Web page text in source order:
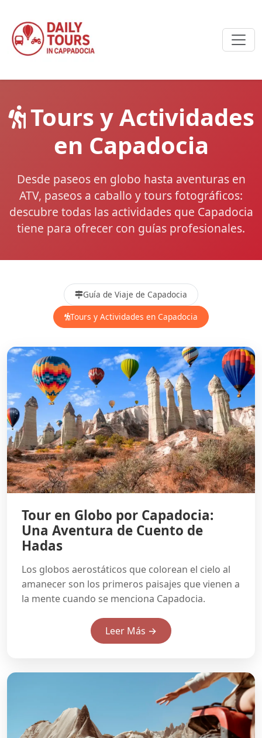
Tours y Actividades
en Capadocia
Desde paseos en globo hasta aventuras en
ATV, paseos a caballo y tours fotográficos:
descubre todas las actividades que Capadocia
tiene para ofrecer con guías profesionales.
Guía de Viaje de Capadocia
Tours y Actividades en Capadocia
Tour en Globo por Capadocia:
Una Aventura de Cuento de
Hadas
Los globos aerostáticos que colorean el cielo al
amanecer son los primeros paisajes que vienen a
la mente cuando se menciona Capadocia.
Leer Más →